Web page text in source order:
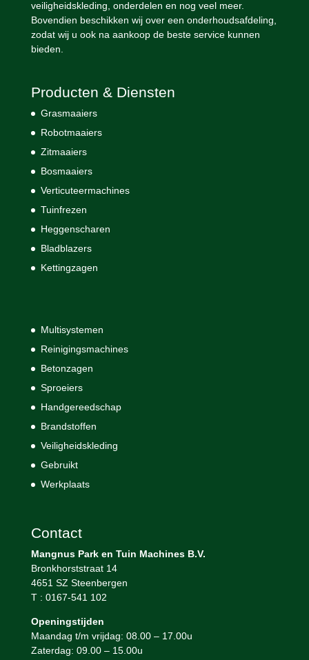
veiligheidskleding, onderdelen en nog veel meer.
Bovendien beschikken wij over een onderhoudsafdeling,
zodat wij u ook na aankoop de beste service kunnen
bieden.
Producten & Diensten
Grasmaaiers
Robotmaaiers
Zitmaaiers
Bosmaaiers
Verticuteermachines
Tuinfrezen
Heggenscharen
Bladblazers
Kettingzagen
Multisystemen
Reinigingsmachines
Betonzagen
Sproeiers
Handgereedschap
Brandstoffen
Veiligheidskleding
Gebruikt
Werkplaats
Contact
Mangnus Park en Tuin Machines B.V.
Bronkhorststraat 14
4651 SZ Steenbergen
T : 0167-541 102
Openingstijden
Maandag t/m vrijdag: 08.00 – 17.00u
Zaterdag: 09.00 – 15.00u